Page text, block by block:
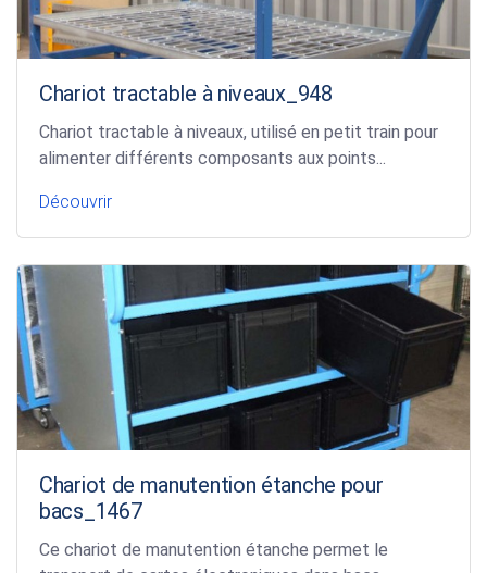
Chariot tractable à niveaux_948
Chariot tractable à niveaux, utilisé en petit train pour
alimenter différents composants aux points...
Découvrir
Chariot de manutention étanche pour
bacs_1467
Ce chariot de manutention étanche permet le